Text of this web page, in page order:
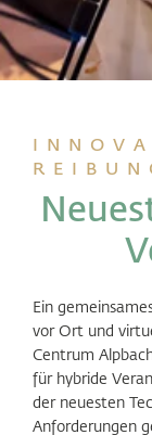
Ein
vor Ort und
Centrum
für hybride
der neuesten
Anforderungen